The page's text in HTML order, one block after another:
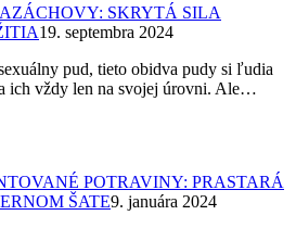
SKRYTÁ SILA
19. septembra 2024
pud, tieto obidva pudy si ľudia
ich vždy len na svojej úrovni. Ale…
POTRAVINY: PRASTARÁ
ŠATE9. januára 2024